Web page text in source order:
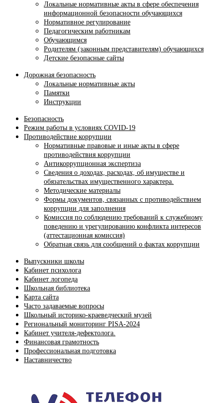
Локальные нормативные акты в сфере обеспечения
информационной безопасности обучающихся
Нормативное регулирование
Педагогическим работникам
Обучающимся
Родителям (законным представителям) обучающихся
Детские безопасные сайты
Дорожная безопасность
Локальные нормативные акты
Памятки
Инструкции
Безопасность
Режим работы в условиях COVID-19
Противодействие коррупции
Нормативные правовые и иные акты в сфере
противодействия коррупции
Антикоррупционная экспертиза
Сведения о доходах, расходах, об имуществе и
обязательствах имущественного характера.
Методические материалы
Формы документов, связанных с противодействием
коррупции для заполнения
Комиссия по соблюдению требований к служебному
поведению и урегулированию конфликта интересов
(аттестационная комиссия)
Обратная связь для сообщений о фактах коррупции
Выпускники школы
Кабинет психолога
Кабинет логопеда
Школьная библиотека
Карта сайта
Часто задаваемые вопросы
Школьный историко-краеведческий музей
Региональный мониторинг PISA-2024
Кабинет учителя-дефектолога.
Финансовая грамотность
Профессиональная подготовка
Наставничество